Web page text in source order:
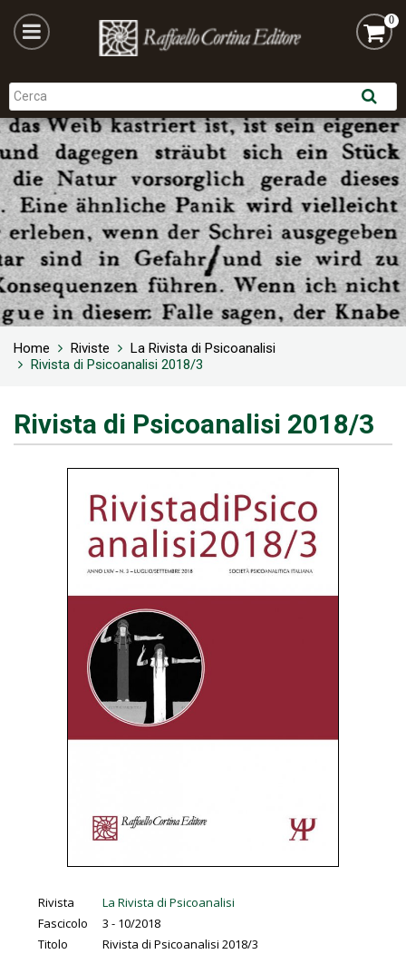
0
Home Riviste
La Rivista di Psicoanalisi
Rivista di Psicoanalisi 2018/3
Rivista di Psicoanalisi 2018/3
Rivista
La Rivista di Psicoanalisi
Fascicolo
3 - 10/2018
Titolo
Rivista di Psicoanalisi 2018/3